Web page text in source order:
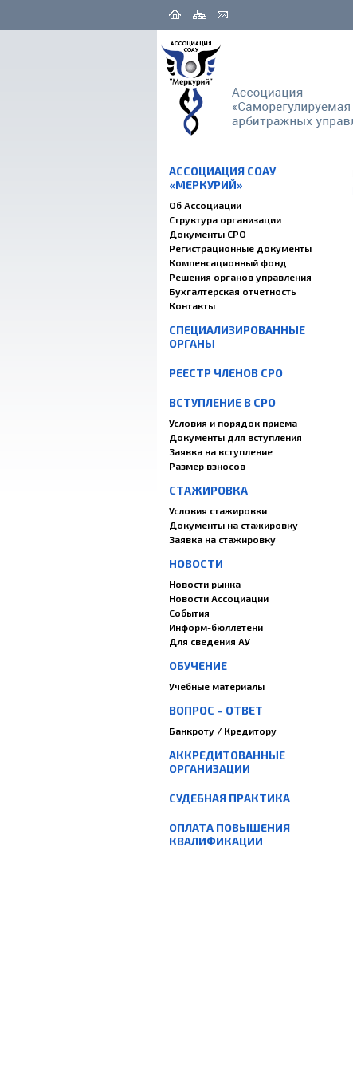
АССОЦИАЦИЯ СОАУ
«МЕРКУРИЙ»
Об Ассоциации
Структура организации
Документы СРО
Регистрационные документы
Компенсационный фонд
Решения органов управления
Бухгалтерская отчетность
Контакты
СПЕЦИАЛИЗИРОВАННЫЕ
ОРГАНЫ
РЕЕСТР ЧЛЕНОВ СРО
ВСТУПЛЕНИЕ В СРО
Условия и порядок приема
Документы для вступления
Заявка на вступление
Размер взносов
СТАЖИРОВКА
Условия стажировки
Документы на стажировку
Заявка на стажировку
НОВОСТИ
Новости рынка
Новости Ассоциации
События
Информ-бюллетени
Для сведения АУ
ОБУЧЕНИЕ
Учебные материалы
ВОПРОС – ОТВЕТ
Банкроту / Кредитору
АККРЕДИТОВАННЫЕ
ОРГАНИЗАЦИИ
СУДЕБНАЯ ПРАКТИКА
ОПЛАТА ПОВЫШЕНИЯ
КВАЛИФИКАЦИИ